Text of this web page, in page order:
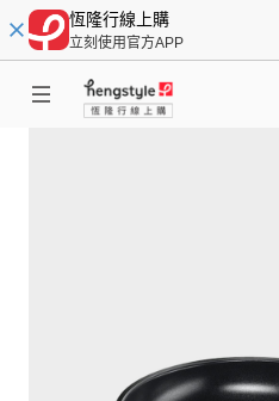
恆隆行線上購
立刻使用官方APP